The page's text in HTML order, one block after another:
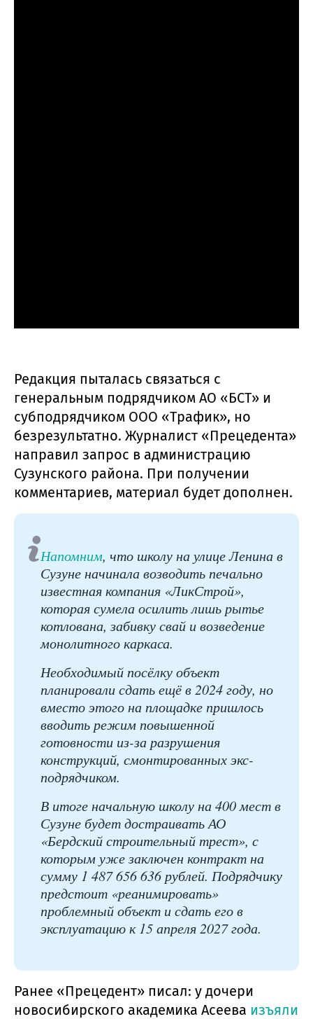
Редакция пыталась связаться с
генеральным подрядчиком АО «БСТ» и
субподрядчиком ООО «Трафик», но
безрезультатно. Журналист «Прецедента»
направил запрос в администрацию
Сузунского района. При получении
комментариев, материал будет дополнен.
Напомним, что школу на улице Ленина в
Сузуне начинала возводить печально
известная компания «ЛикСтрой»,
которая сумела осилить лишь рытье
котлована, забивку свай и возведение
монолитного каркаса.
Необходимый посёлку объект
планировали сдать ещё в 2024 году, но
вместо этого на площадке пришлось
вводить режим повышенной
готовности из-за разрушения
конструкций, смонтированных экс-
подрядчиком.
В итоге начальную школу на 400 мест в
Сузуне будет достраивать АО
«Бердский строительный трест», с
которым уже заключен контракт на
сумму 1 487 656 636 рублей. Подрядчику
предстоит «реанимировать»
проблемный объект и сдать его в
эксплуатацию к 15 апреля 2027 года.
Ранее «Прецедент» писал: у дочери
новосибирского академика Асеева изъяли